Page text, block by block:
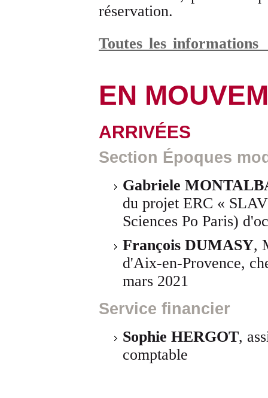
réservation.
Toutes les
EN
ARRIVÉES
Section Époques
Gabriele
du projet ERC «
Sciences Po Paris)
François DUMASY,
d'Aix-en-Provence,
mars 2021
Service financier
Sophie HERGOT,
comptable